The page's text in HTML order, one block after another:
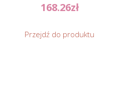
168.26zł
Przejdź do produktu